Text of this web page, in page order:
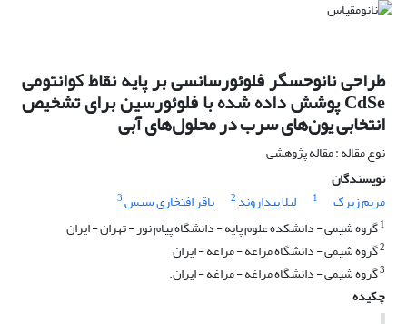
طراحی نانوحسگر فلوئورسانسی بر پایه نقاط کوانتومی
CdSe پوشش داده شده با فلوئورسین برای تشخیص
انتخابی یون‌های سرب در محلول‌های آبی
نوع مقاله : مقاله پژوهشی
نویسندگان
مریم زیرک
1 لیلا بیداروند 2 باقر افتخاری سیس3
1گروه شیمی - دانشکده علوم پایه - دانشگاه پیام نور - تهران - ایران
2گروه شیمی - دانشگاه مراغه - مراغه - ایران
3گروه شیمی - دانشگاه مراغه - مراغه - ایران.
چکیده